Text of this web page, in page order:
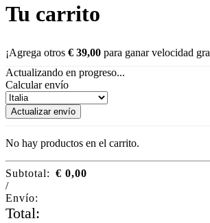
Tu carrito
¡Agrega otros € 39,00 para ganar velocidad
Actualizando en progreso...
Calcular envío
Actualizar envío
No hay productos en el carrito.
Subtotal: € 0,00
/
Envío:
Total: